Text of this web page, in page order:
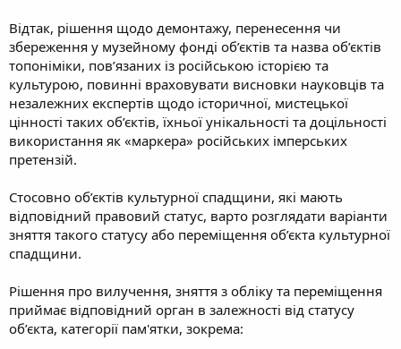
Відтак, рішення щодо демонтажу, перенесення чи
збереження у музейному фонді об’єктів та назва об’єктів
топоніміки, пов’язаних із російською історією та
культурою, повинні враховувати висновки науковців та
незалежних експертів щодо історичної, мистецької
цінності таких об’єктів, їхньої унікальності та доцільності
використання як «маркера» російських імперських
претензій.
Стосовно об’єктів культурної спадщини, які мають
відповідний правовий статус, варто розглядати варіанти
зняття такого статусу або переміщення об’єкта культурної
спадщини.
Рішення про вилучення, зняття з обліку та переміщення
приймає відповідний орган в залежності від статусу
об’єкта, категорії пам'ятки, зокрема: